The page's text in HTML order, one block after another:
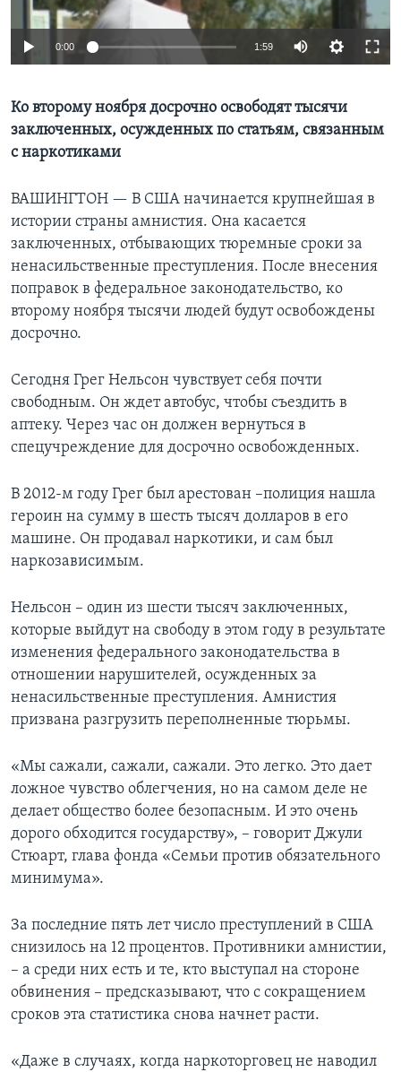
Learning English
Языки
0:00 1:59
Ко второму ноября досрочно освободят тысячи
заключенных, осужденных по статьям, связанным
с наркотиками
ВАШИНГТОН — В США начинается крупнейшая в
истории страны амнистия. Она касается
заключенных, отбывающих тюремные сроки за
ненасильственные преступления. После внесения
поправок в федеральное законодательство, ко
второму ноября тысячи людей будут освобождены
досрочно.
Сегодня Грег Нельсон чувствует себя почти
свободным. Он ждет автобус, чтобы съездить в
аптеку. Через час он должен вернуться в
спецучреждение для досрочно освобожденных.
В 2012-м году Грег был арестован –полиция нашла
героин на сумму в шесть тысяч долларов в его
машине. Он продавал наркотики, и сам был
наркозависимым.
Нельсон – один из шести тысяч заключенных,
которые выйдут на свободу в этом году в результате
изменения федерального законодательства в
отношении нарушителей, осужденных за
ненасильственные преступления. Амнистия
призвана разгрузить переполненные тюрьмы.
«Мы сажали, сажали, сажали. Это легко. Это дает
ложное чувство облегчения, но на самом деле не
делает общество более безопасным. И это очень
дорого обходится государству», – говорит Джули
Стюарт, глава фонда «Семьи против обязательного
минимума».
За последние пять лет число преступлений в США
снизилось на 12 процентов. Противники амнистии,
– а среди них есть и те, кто выступал на стороне
обвинения – предсказывают, что с сокращением
сроков эта статистика снова начнет расти.
«Даже в случаях, когда наркоторговец не наводил